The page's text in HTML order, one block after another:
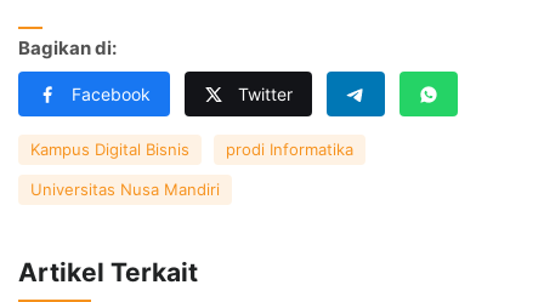
Bagikan di:
Facebook Twitter
Kampus Digital Bisnis prodi Informatika
Universitas Nusa Mandiri
Artikel Terkait